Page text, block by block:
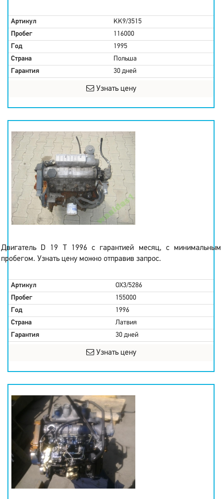
Артикул
KK9/3515
Пробег
116000
Год
1995
Страна
Польша
Гарантия
30 дней
Узнать цену
Двигатель D 19 T 1996 с гарантией месяц, с минимальным
пробегом. Узнать цену можно отправив запрос.
Артикул
OX3/5286
Пробег
155000
Год
1996
Страна
Латвия
Гарантия
30 дней
Узнать цену